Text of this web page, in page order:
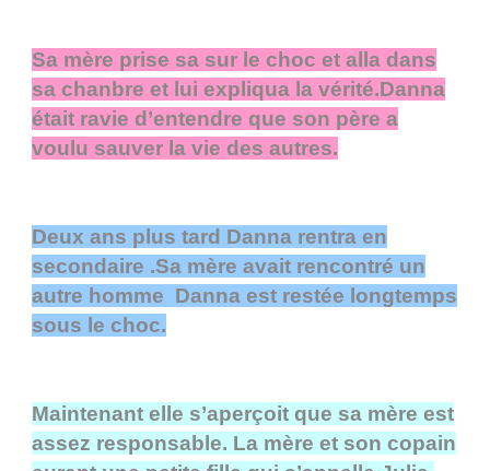
Sa mère prise sa sur le choc et alla dans
sa chanbre et lui expliqua la vérité.Danna
était ravie d’entendre que son père a
voulu sauver la vie des autres.
Deux ans plus tard Danna rentra en
secondaire .Sa mère avait rencontré un
autre homme Danna est restée longtemps
sous le choc.
Maintenant elle s’aperçoit que sa mère est
assez responsable. La mère et son copain